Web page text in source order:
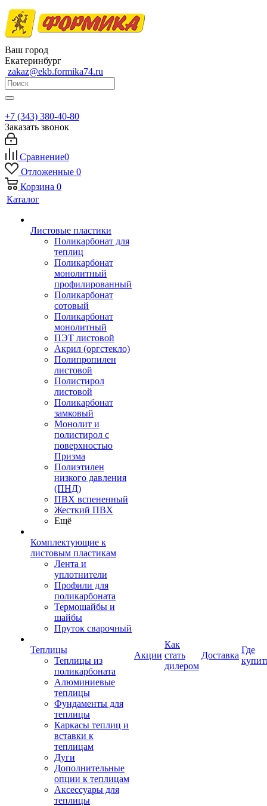
Ваш город
Екатеринбург
zakaz@ekb.formika74.ru
+7 (343) 380-40-80
Заказать звонок
Сравнение0
Отложенные 0
Корзина 0
Каталог
Листовые пластики
Поликарбонат для
теплиц
Поликарбонат
монолитный
профилированный
Поликарбонат
сотовый
Поликарбонат
монолитный
ПЭТ листовой
Акрил (оргстекло)
Полипропилен
листовой
Полистирол
листовой
Поликарбонат
замковый
Монолит и
полистирол с
поверхностью
Призма
Полиэтилен
низкого давления
(ПНД)
ПВХ вспененный
Жесткий ПВХ
Ещё
Комплектующие к
листовым пластикам
Лента и
уплотнители
Профили для
поликарбоната
Термошайбы и
шайбы
Пруток сварочный
Теплицы
Теплицы из
поликарбоната
Алюминиевые
теплицы
Фундаменты для
теплицы
Каркасы теплиц и
вставки к
теплицам
Дуги
Дополнительные
опции к теплицам
Аксессуары для
теплицы
Акции
Как
стать
дилером
Доставка
Где